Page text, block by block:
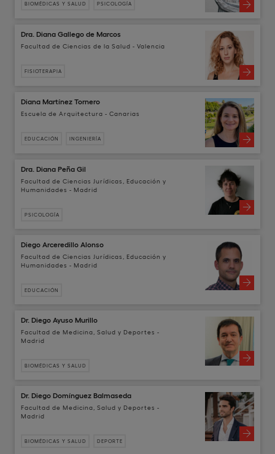
BIOMÉDICAS Y SALUD PSICOLOGÍA
Dra. Diana Gallego de Marcos
Facultad de Ciencias de la Salud - Valencia
FISIOTERAPIA
Diana Martínez Tornero
Escuela de Arquitectura - Canarias
EDUCACIÓN INGENIERÍA
Dra. Diana Peña Gil
Facultad de Ciencias Jurídicas, Educación y
Humanidades - Madrid
PSICOLOGÍA
Diego Arceredillo Alonso
Facultad de Ciencias Jurídicas, Educación y
Humanidades - Madrid
EDUCACIÓN
Dr. Diego Ayuso Murillo
Facultad de Medicina, Salud y Deportes -
Madrid
BIOMÉDICAS Y SALUD
Dr. Diego Domínguez Balmaseda
Facultad de Medicina, Salud y Deportes -
Madrid
BIOMÉDICAS Y SALUD DEPORTE